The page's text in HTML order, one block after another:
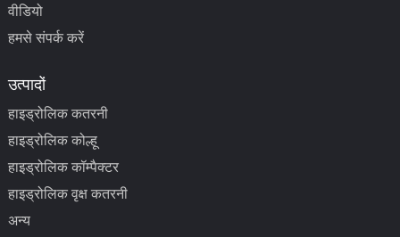
वीडियो
हमसे संपर्क करें
उत्पादों
हाइड्रोलिक कतरनी
हाइड्रोलिक कोल्हू
हाइड्रोलिक कॉम्पैक्टर
हाइड्रोलिक वृक्ष कतरनी
अन्य